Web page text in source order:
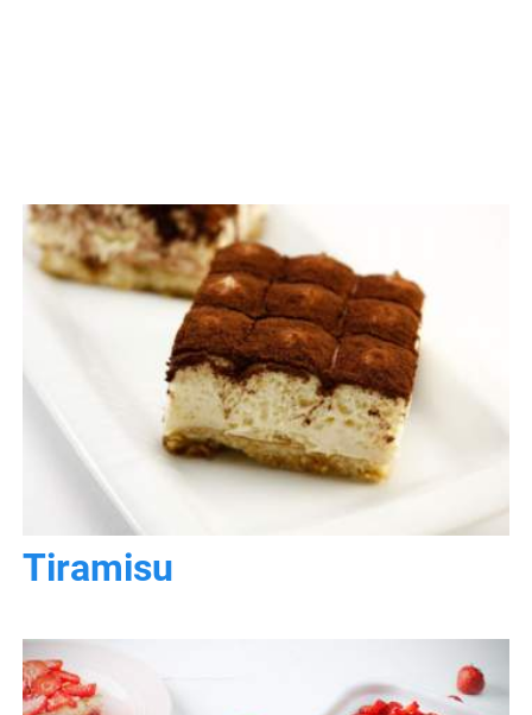
Tiramisu